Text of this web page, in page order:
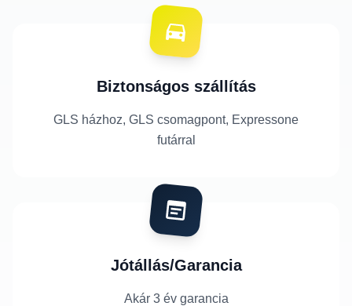
Biztonságos szállítás
GLS házhoz, GLS csomagpont, Expressone
futárral
Jótállás/Garancia
Akár 3 év garancia